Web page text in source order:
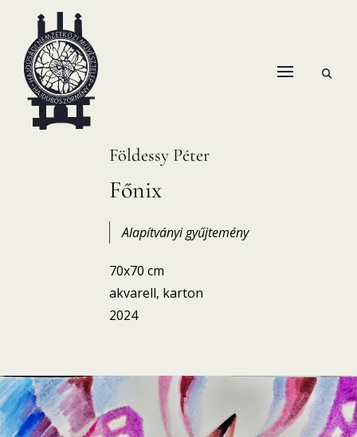
content
HANEMA – Hajdúsági Nemzetközi Művésztelep
open
Földessy Péter
Főnix
Alapítványi gyűjtemény
70x70 cm
akvarell, karton
2024